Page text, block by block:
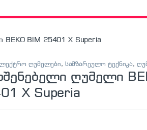
BIM 25401 X Superia
ღუმელები, სამზარეულო ტექნიკა,
ღუმელი
X Superia